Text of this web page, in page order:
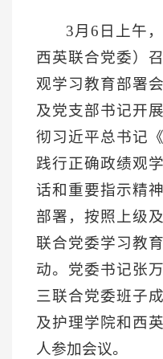
3月6日上午
西英联合党委）
观学习教育部署
及党支部书记开
彻习近平总书记
践行正确政绩观
话和重要指示精
部署，按照上级
联合党委学习教
动。党委书记张
三联合党委班子
及护理学院和西
人参加会议。